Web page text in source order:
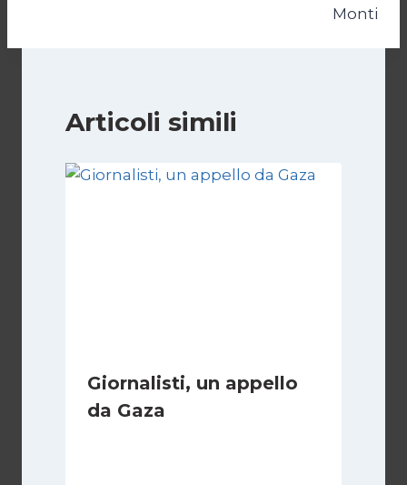
Monti
Articoli simili
Giornalisti, un appello
da Gaza